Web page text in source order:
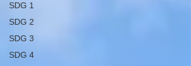
SDG 1
SDG 2
SDG 3
SDG 4